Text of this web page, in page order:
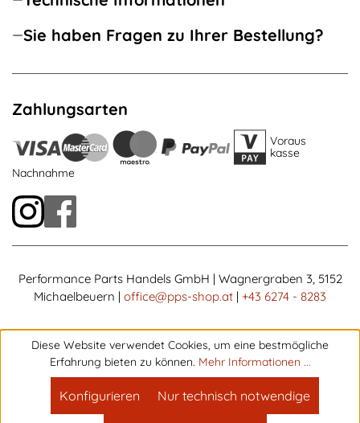
Sie haben Fragen zu Ihrer Bestellung?
Zahlungsarten
Voraus
kasse
Nachnahme
Performance Parts Handels GmbH | Wagnergraben 3, 5152
Michaelbeuern | office@pps-shop.at | +43 6274 - 8283
Diese Website verwendet Cookies, um eine bestmögliche
Erfahrung bieten zu können. Mehr Informationen ...
Nur technisch notwendige
Konfigurieren